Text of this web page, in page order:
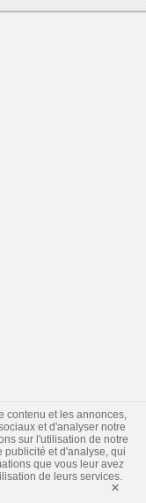
contenu et les annonces,
et d'analyser notre
sur l'utilisation de notre
publicité et d'analyse, qui
que vous leur avez
de leurs services.
×